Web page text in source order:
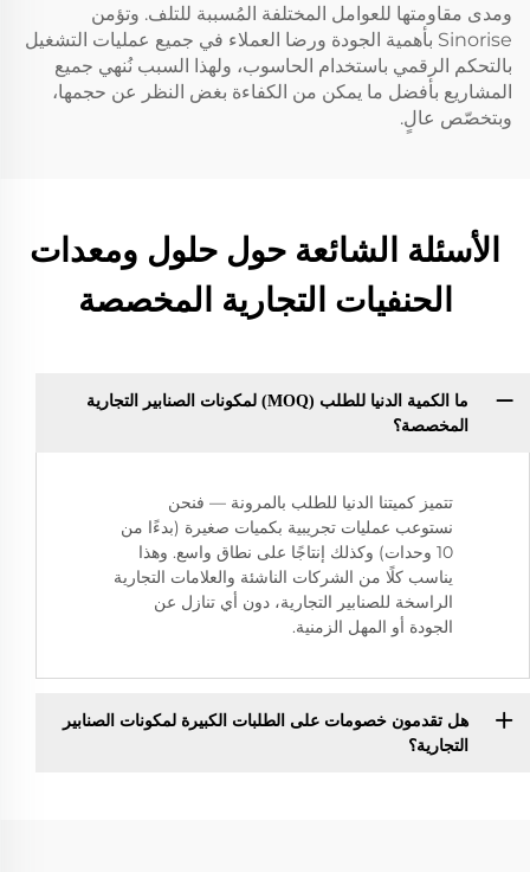
ومدى مقاومتها للعوامل المختلفة المُسببة للتلف. وتؤمن
Sinorise بأهمية الجودة ورضا العملاء في جميع عمليات التشغيل
بالتحكم الرقمي باستخدام الحاسوب، ولهذا السبب نُنهي جميع
المشاريع بأفضل ما يمكن من الكفاءة بغض النظر عن حجمها،
وبتخصّص عالٍ.
الأسئلة الشائعة حول حلول ومعدات
الحنفيات التجارية المخصصة
ما الكمية الدنيا للطلب (MOQ) لمكونات الصنابير التجارية
المخصصة؟
تتميز كميتنا الدنيا للطلب بالمرونة — فنحن
نستوعب عمليات تجريبية بكميات صغيرة (بدءًا من
10 وحدات) وكذلك إنتاجًا على نطاق واسع. وهذا
يناسب كلًا من الشركات الناشئة والعلامات التجارية
الراسخة للصنابير التجارية، دون أي تنازل عن
الجودة أو المهل الزمنية.
هل تقدمون خصومات على الطلبات الكبيرة لمكونات الصنابير
التجارية؟